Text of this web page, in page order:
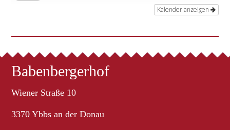
Kalender anzeigen
Babenbergerhof
Wiener Straße 10
3370 Ybbs an der Donau